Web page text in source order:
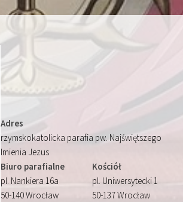
Adres
rzymskokatolicka parafia pw. Najświętszego
Imienia Jezus
Biuro parafialne
pl. Nankiera 16a
50-140 Wrocław
Kościół
pl. Uniwersytecki 1
50-137 Wrocław